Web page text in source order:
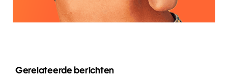
Gerelateerde berichten